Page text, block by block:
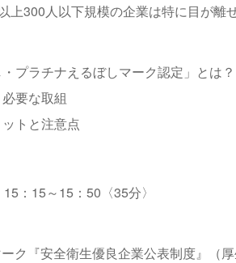
上300人以下規模の企業は特に目が離
プラチナえるぼしマーク認定」とは？
要な取組
トと注意点
：15～15：50〈35分〉
ーク『安全衛生優良企業公表制度』（